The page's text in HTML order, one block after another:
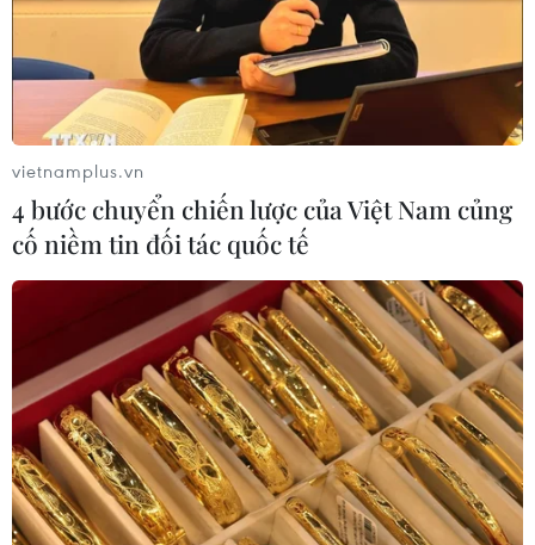
vietnamplus.vn
4 bước chuyển chiến lược của Việt Nam củng
cố niềm tin đối tác quốc tế